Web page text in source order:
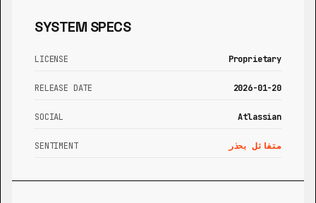
SYSTEM SPECS
LICENSE Proprietary
RELEASE DATE 2026-01-20
SOCIAL Atlassian
SENTIMENT متفائل بحذر